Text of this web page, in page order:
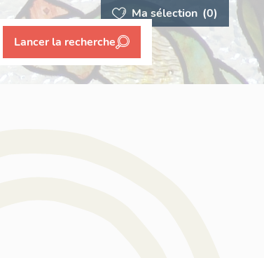
Ma sélection (0)
Lancer la recherche